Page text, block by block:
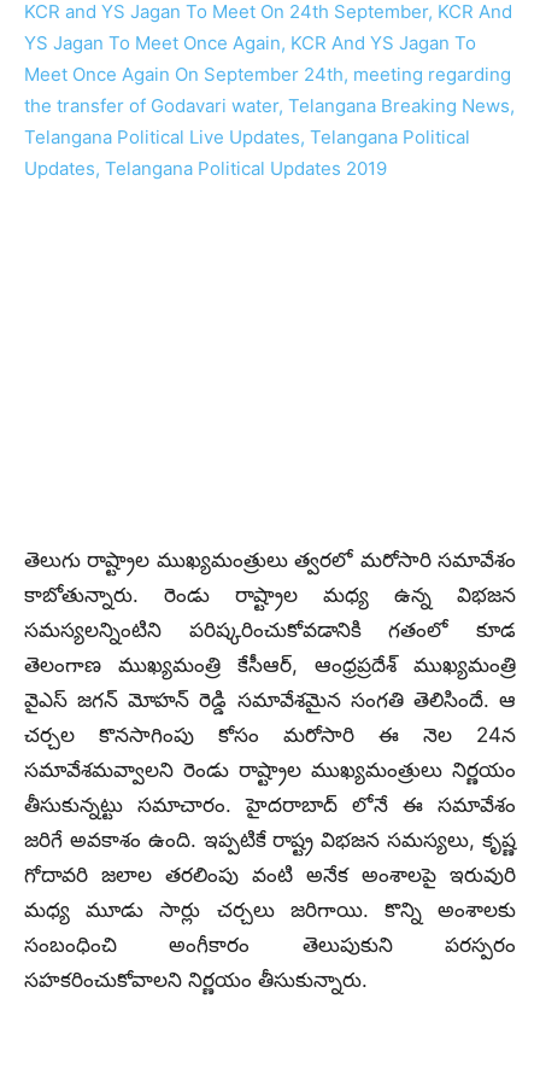
తెలుగు రాష్ట్రాల ముఖ్యమంత్రులు త్వరలో మరోసారి సమావేశం
కాబోతున్నారు. రెండు రాష్ట్రాల మధ్య ఉన్న విభజన
సమస్యలన్నింటిని పరిష్కరించుకోవడానికి గతంలో కూడ
తెలంగాణ ముఖ్యమంత్రి కేసీఆర్, ఆంధ్రప్రదేశ్ ముఖ్యమంత్రి
వైఎస్ జగన్ మోహన్ రెడ్డి సమావేశమైన సంగతి తెలిసిందే. ఆ
చర్చల కొనసాగింపు కోసం మరోసారి ఈ నెల 24న
సమావేశమవ్వాలని రెండు రాష్ట్రాల ముఖ్యమంత్రులు నిర్ణయం
తీసుకున్నట్టు సమాచారం. హైదరాబాద్ లోనే ఈ సమావేశం
జరిగే అవకాశం ఉంది. ఇప్పటికే రాష్ట్ర విభజన సమస్యలు, కృష్ణ
గోదావరి జలాల తరలింపు వంటి అనేక అంశాలపై ఇరువురి
మధ్య మూడు సార్లు చర్చలు జరిగాయి. కొన్ని అంశాలకు
సంబంధించి అంగీకారం తెలుపుకుని పరస్పరం
సహకరించుకోవాలని నిర్ణయం తీసుకున్నారు.